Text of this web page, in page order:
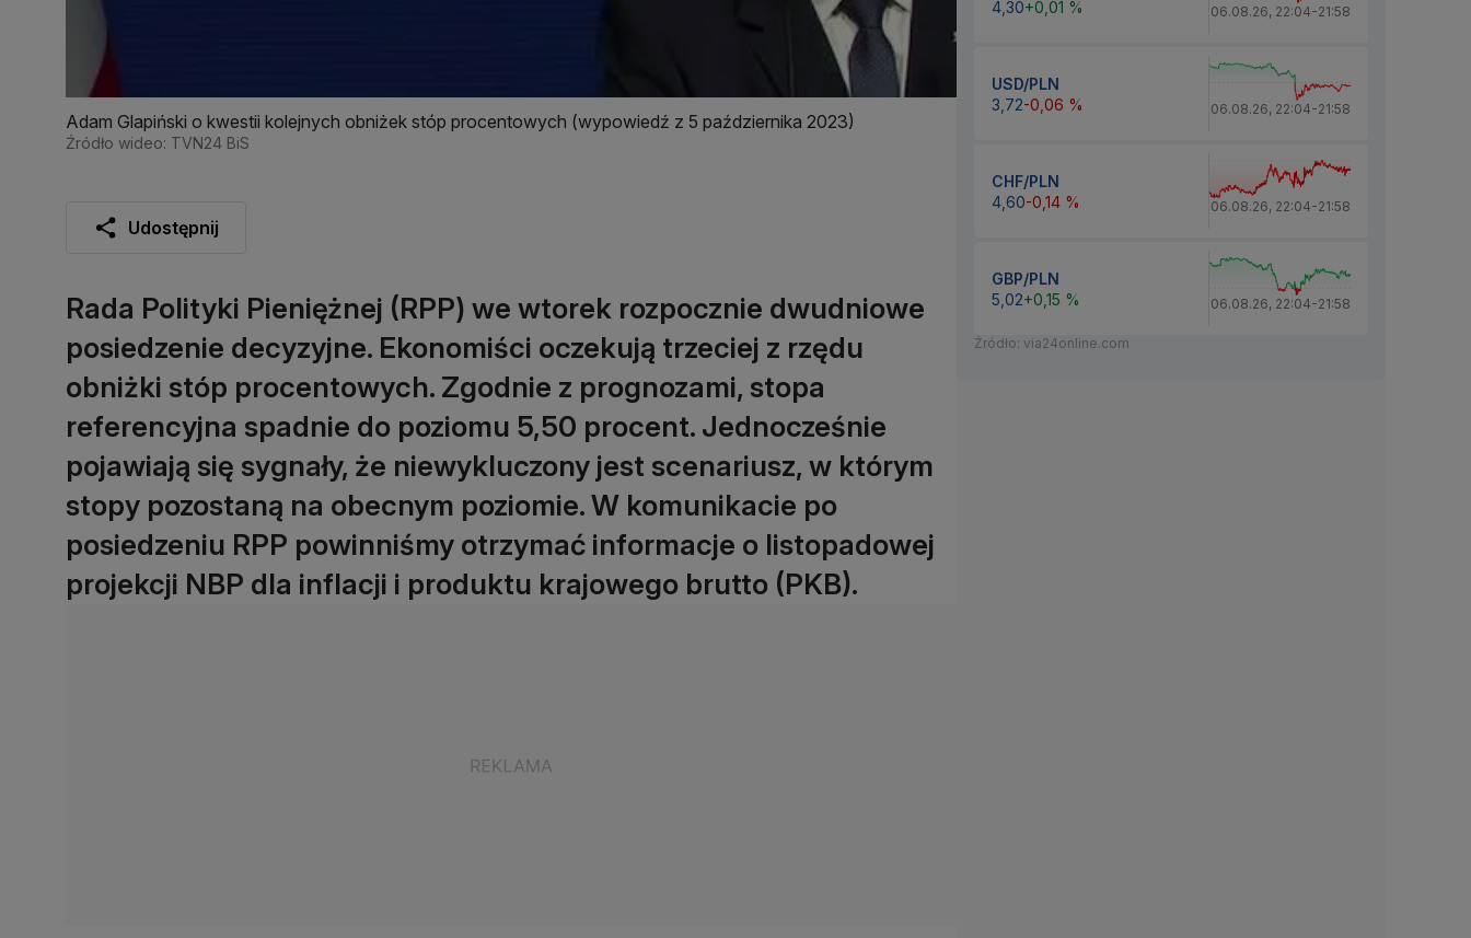
Adam Glapiński o kwestii kolejnych obniżek stóp procentowych (wypowiedź z 5 października 2023)
Źródło wideo: TVN24 BiS
Udostępnij
Rada Polityki Pieniężnej (RPP) we wtorek rozpocznie dwudniowe
posiedzenie decyzyjne. Ekonomiści oczekują trzeciej z rzędu
obniżki stóp procentowych. Zgodnie z prognozami, stopa
referencyjna spadnie do poziomu 5,50 procent. Jednocześnie
pojawiają się sygnały, że niewykluczony jest scenariusz, w którym
stopy pozostaną na obecnym poziomie. W komunikacie po
posiedzeniu RPP powinniśmy otrzymać informacje o listopadowej
projekcji NBP dla inflacji i produktu krajowego brutto (PKB).
4,30+0,01 % 06.08.26, 22:04-21:58
USD/PLN
3,72-0,06 % 06.08.26, 22:04-21:58
CHF/PLN
4,60-0,14 % 06.08.26, 22:04-21:58
GBP/PLN
5,02+0,15 % 06.08.26, 22:04-21:58
Źródło: via24online.com